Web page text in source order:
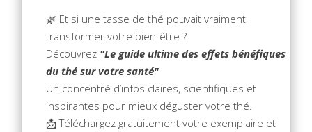
🌿 Et si une tasse de thé pouvait vraiment
transformer votre bien-être ?
Découvrez "Le guide ultime des effets bénéfiques
du thé sur votre santé"
Un concentré d’infos claires, scientifiques et
inspirantes pour mieux déguster votre thé.
📩 Téléchargez gratuitement votre exemplaire et